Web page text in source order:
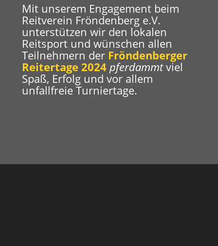
Mit unserem Engagement beim
Reitverein Fröndenberg e.V.
unterstützen wir den lokalen
Reitsport und wünschen allen
Teilnehmern der Fröndenberger
Reitertage 2024 pferdammtviel
Spaß, Erfolg und vor allem
unfallfreie Turniertage.